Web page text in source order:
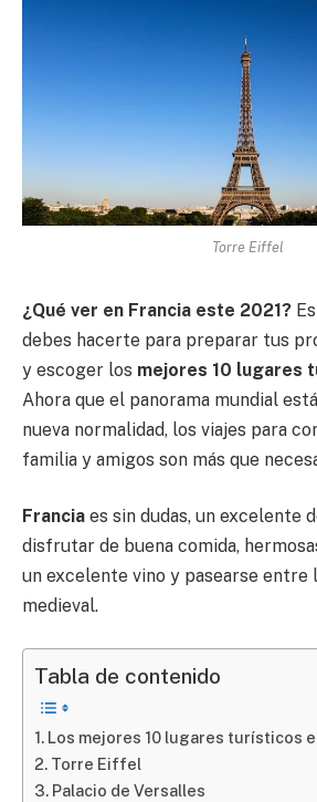
Torre Eiffel
¿Qué ver en Francia este 2021?
debes hacerte para preparar tus
y escoger los mejores 10 lugares
Ahora que el panorama mundial
nueva normalidad, los viajes para
familia y amigos son más que
Francia es sin dudas, un excelente
disfrutar de buena comida,
un excelente vino y pasearse entre
medieval.
Tabla de contenido
Los mejores 10 lugares turísticos
Torre Eiffel
Palacio de Versalles